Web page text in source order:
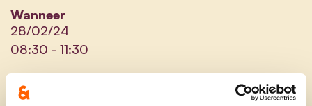
Wanneer
28/02/24
08:30 - 11:30
Waar
Sporthal